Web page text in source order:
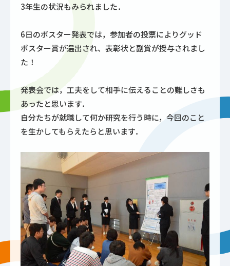
3年生の状況もみられました．
6日のポスター発表では，参加者の投票によりグッド
ポスター賞が選出され、表彰状と副賞が授与されまし
た！
発表会では，工夫をして相手に伝えることの難しさも
あったと思います．
自分たちが就職して何か研究を行う時に，今回のこと
を生かしてもらえたらと思います．